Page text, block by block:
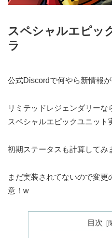
スペシャルエピッ
ラ
公式Discordで何やら新情報
リミテッドレジェンダリーな
スペシャルエピックユニット
初期ステータスも計算してみ
まだ実装されてないので変
意！w
目次